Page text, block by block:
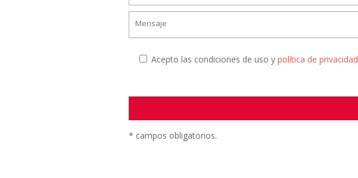
Acepto las condiciones de uso y política de privacidad
* campos obligatorios.